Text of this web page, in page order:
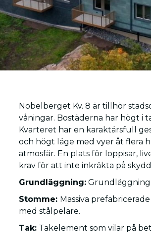
Nobelberget Kv. 8 är tillhör
våningar. Bostäderna har högt i
Kvarteret har en karaktärsfull
och högt läge med vyer åt flera
atmosfär. En plats för loppisar,
krav för att inte inkräkta på
Grundläggning: Grundläggning
Stomme: Massiva
med stålpelare.
Tak: Takelement som vilar på